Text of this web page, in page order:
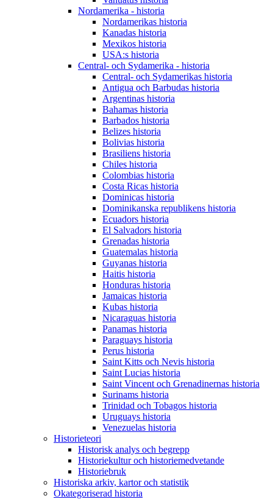
Nordamerika - historia
Nordamerikas historia
Kanadas historia
Mexikos historia
USA:s historia
Central- och Sydamerika - historia
Central- och Sydamerikas historia
Antigua och Barbudas historia
Argentinas historia
Bahamas historia
Barbados historia
Belizes historia
Bolivias historia
Brasiliens historia
Chiles historia
Colombias historia
Costa Ricas historia
Dominicas historia
Dominikanska republikens historia
Ecuadors historia
El Salvadors historia
Grenadas historia
Guatemalas historia
Guyanas historia
Haitis historia
Honduras historia
Jamaicas historia
Kubas historia
Nicaraguas historia
Panamas historia
Paraguays historia
Perus historia
Saint Kitts och Nevis historia
Saint Lucias historia
Saint Vincent och Grenadinernas historia
Surinams historia
Trinidad och Tobagos historia
Uruguays historia
Venezuelas historia
Historieteori
Historisk analys och begrepp
Historiekultur och historiemedvetande
Historiebruk
Historiska arkiv, kartor och statistik
Okategoriserad historia